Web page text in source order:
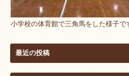
小学校の体育館で三角馬をした様子で
最近の投稿